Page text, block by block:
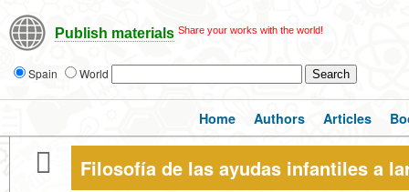
Publish materials Share your works with the world!
Spain World
Home Authors Articles
Filosofía de las ayudas infantiles a